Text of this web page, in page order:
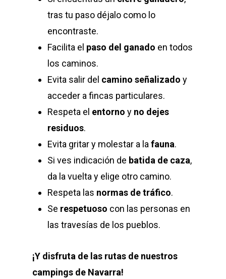
tras tu paso déjalo como lo
encontraste.
Facilita el paso del ganado en todos
los caminos.
Evita salir del camino señalizado y
acceder a fincas particulares.
Respeta el entorno y no dejes
residuos.
Evita gritar y molestar a la fauna.
Si ves indicación de batida de caza,
da la vuelta y elige otro camino.
Respeta las normas de tráfico.
Se respetuoso con las personas en
las travesías de los pueblos.
¡Y disfruta de las rutas de nuestros
campings de Navarra!